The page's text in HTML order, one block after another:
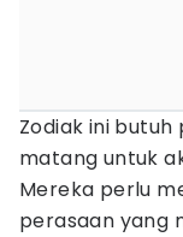
Zodiak ini
matang untuk
Mereka perlu
perasaan yang